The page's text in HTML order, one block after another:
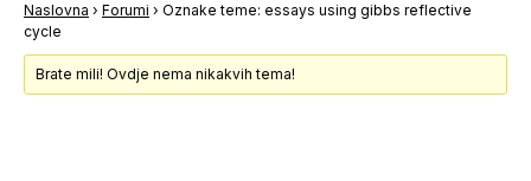
Naslovna › Forumi › Oznake teme: essays using gibbs reflective
cycle
Brate mili! Ovdje nema nikakvih tema!